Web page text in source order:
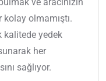
ve aracınızın
olmamıştı.
kalitede yedek
her
sağlıyor.